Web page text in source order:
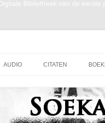
Bibliotheek van de eerste
AUDIO CITATEN